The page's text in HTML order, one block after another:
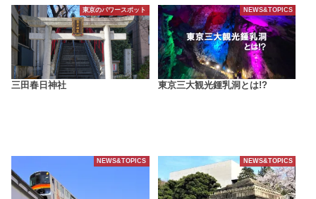
東京のパワースポット
三田春日神社
NEWS&TOPICS
東京三大観光鍾乳洞とは!?
NEWS&TOPICS NEWS&TOPICS